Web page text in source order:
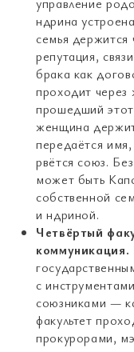
ндрина
семья
репутация,
брака как
проходит
прошедший этот
женщина
передаётся имя,
рвётся союз.
может быть
собственной
и ндриной.
Четвёртый
коммуникация.
с
союзниками —
факультет
прокурорами,